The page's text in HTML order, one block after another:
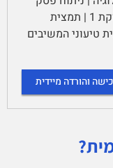
דין | תוכן עניינים | הצגת המקרה והמחלוקת 1 | תמצית
– חברת הביטוח 2 | תמצית טיעוני המשיבים
והורדה מיידית